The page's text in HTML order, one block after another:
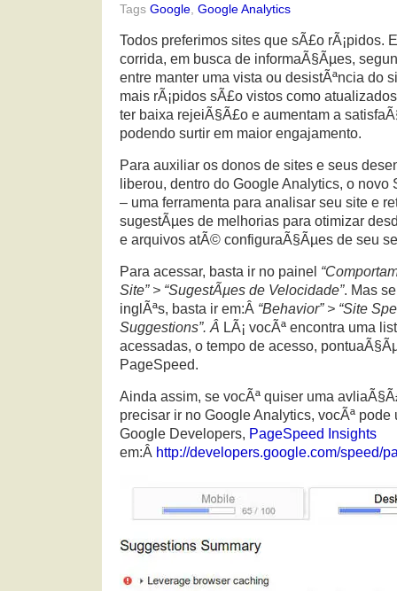
Tags Google, Google Analytics
Todos preferimos sites que sÃ£o rÃ¡pidos.
corrida, em busca de informaÃ§Ãµes,
entre manter uma vista ou desistÃªncia do
mais rÃ¡pidos sÃ£o vistos como
ter baixa rejeiÃ§Ã£o e aumentam a
podendo surtir em maior engajamento.
Para auxiliar os donos de sites e seus
liberou, dentro do Google Analytics, o
– uma ferramenta para analisar seu site e
sugestÃµes de melhorias para otimizar
e arquivos atÃ© configuraÃ§Ãµes de seu
Para acessar, basta ir no painel
Site” > “SugestÃµes de Velocidade”. Mas
inglÃªs, basta ir em:Â “Behavior” > “Site
Suggestions”. Â LÃ¡ vocÃª encontra uma
acessadas, o tempo de acesso,
PageSpeed.
Ainda assim, se vocÃª quiser uma
precisar ir no Google Analytics, vocÃª
Google Developers, PageSpeed Insights
em:Â http://developers.google.com/speed/